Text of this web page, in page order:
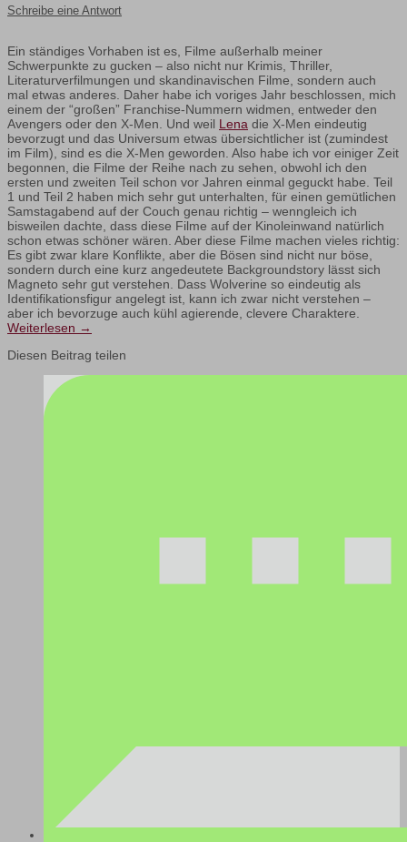
Schreibe eine Antwort
Ein ständiges Vorhaben ist es, Filme außerhalb meiner
Schwerpunkte zu gucken – also nicht nur Krimis, Thriller,
Literaturverfilmungen und skandinavischen Filme, sondern auch
mal etwas anderes. Daher habe ich voriges Jahr beschlossen, mich
einem der “großen” Franchise-Nummern widmen, entweder den
Avengers oder den X-Men. Und weil Lena die X-Men eindeutig
bevorzugt und das Universum etwas übersichtlicher ist (zumindest
im Film), sind es die X-Men geworden. Also habe ich vor einiger Zeit
begonnen, die Filme der Reihe nach zu sehen, obwohl ich den
ersten und zweiten Teil schon vor Jahren einmal geguckt habe. Teil
1 und Teil 2 haben mich sehr gut unterhalten, für einen gemütlichen
Samstagabend auf der Couch genau richtig – wenngleich ich
bisweilen dachte, dass diese Filme auf der Kinoleinwand natürlich
schon etwas schöner wären. Aber diese Filme machen vieles richtig:
Es gibt zwar klare Konflikte, aber die Bösen sind nicht nur böse,
sondern durch eine kurz angedeutete Backgroundstory lässt sich
Magneto sehr gut verstehen. Dass Wolverine so eindeutig als
Identifikationsfigur angelegt ist, kann ich zwar nicht verstehen –
aber ich bevorzuge auch kühl agierende, clevere Charaktere.
Weiterlesen →
Diesen Beitrag teilen